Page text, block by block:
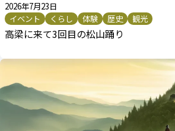
2026年7月23日
イベント
くらし 体験 歴史 観光
高梁に来て3回目の松山踊り